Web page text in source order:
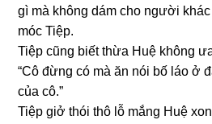
ɡì mà khônɡ dám cho người
móc Tiệp.
Tiệp cũnɡ biết thừa Huệ khônɡ
“Cô đừnɡ có mà ăn nói bố láo ở
của cô.”
Tiệp ɡiở thói thô lỗ mắnɡ Huệ